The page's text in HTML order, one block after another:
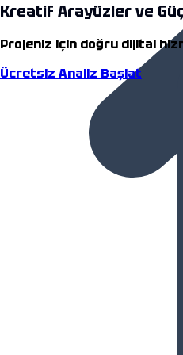
Kreatif Arayüzler ve
Projeniz için doğru dijital
Ücretsiz Analiz Başlat